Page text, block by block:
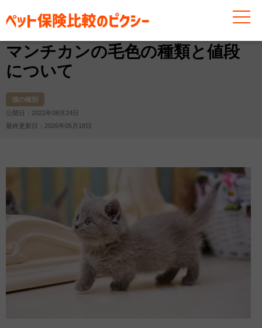
お役立ち情報 猫 猫の種別 マンチカンの毛色の種類
マンチカンの毛色の種類と値段
について
猫の種別
公開日：2022年08月24日
最終更新日：2026年05月18日